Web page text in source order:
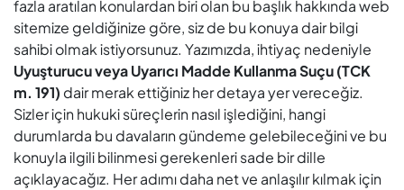
fazla aratılan konulardan biri olan bu başlık hakkında web
sitemize geldiğinize göre, siz de bu konuya dair bilgi
sahibi olmak istiyorsunuz. Yazımızda, ihtiyaç nedeniyle
Uyuşturucu veya Uyarıcı Madde Kullanma Suçu (TCK
m. 191) dair merak ettiğiniz her detaya yer vereceğiz.
Sizler için hukuki süreçlerin nasıl işlediğini, hangi
durumlarda bu davaların gündeme gelebileceğini ve bu
konuyla ilgili bilinmesi gerekenleri sade bir dille
açıklayacağız. Her adımı daha net ve anlaşılır kılmak için